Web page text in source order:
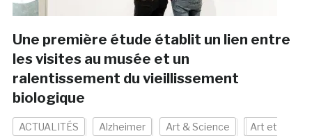
Une première étude établit un lien entre
les visites au musée et un
ralentissement du vieillissement
biologique
ACTUALITÉS Alzheimer Art & Science Art et